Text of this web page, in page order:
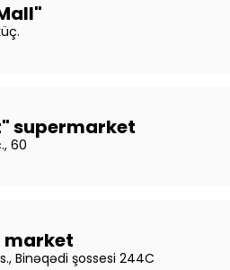
supermarket
60
market
Binəqədi şossesi 244C